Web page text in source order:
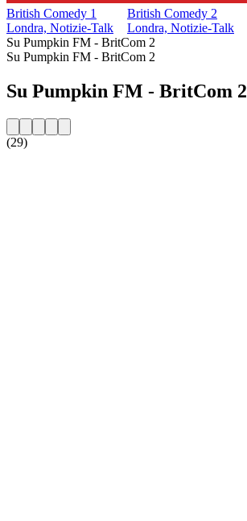
British Comedy 1
Londra, Notizie-Talk
British Comedy 2
Londra, Notizie-Talk
Su Pumpkin FM - BritCom 2
Su Pumpkin FM - BritCom 2
Su Pumpkin FM - BritCom 2
(29)